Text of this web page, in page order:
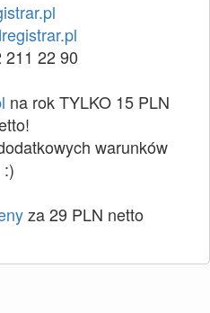
211 22 90
na rok TYLKO 15 PLN
warunków
:)
za 29 PLN netto